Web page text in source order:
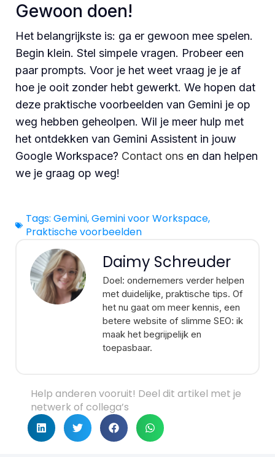
Gewoon doen!
Het belangrijkste is: ga er gewoon mee spelen.
Begin klein. Stel simpele vragen. Probeer een
paar prompts. Voor je het weet vraag je je af
hoe je ooit zonder hebt gewerkt. We hopen dat
deze praktische voorbeelden van Gemini je op
weg hebben geheolpen. Wil je meer hulp met
het ontdekken van Gemini Assistent in jouw
Google Workspace? Contact ons en dan helpen
we je graag op weg!
Tags: Gemini,Gemini voor Workspace,
Praktische voorbeelden
Daimy Schreuder
Doel: ondernemers verder helpen
met duidelijke, praktische tips. Of
het nu gaat om meer kennis, een
betere website of slimme SEO: ik
maak het begrijpelijk en
toepasbaar.
Help anderen vooruit! Deel dit artikel met je
netwerk of collega’s